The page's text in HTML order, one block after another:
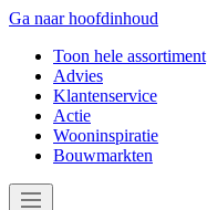
Ga naar hoofdinhoud
Toon hele assortiment
Advies
Klantenservice
Actie
Wooninspiratie
Bouwmarkten